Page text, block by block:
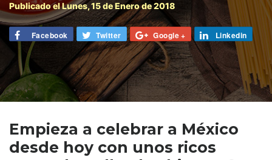
Publicado elLunes, 15 deEnerode 2018
Facebook Twitter Google + Linkedin
Empieza a celebrar a México
desde hoy con unos ricos